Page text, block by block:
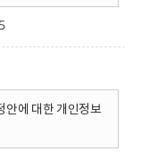
안에 대한 개인정보